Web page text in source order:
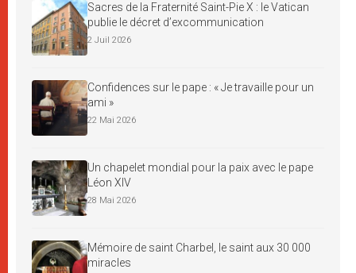
Sacres de la Fraternité Saint-Pie X : le Vatican
publie le décret d’excommunication
2 Juil 2026
Confidences sur le pape : « Je travaille pour un
ami »
22 Mai 2026
Un chapelet mondial pour la paix avec le pape
Léon XIV
28 Mai 2026
Mémoire de saint Charbel, le saint aux 30 000
miracles